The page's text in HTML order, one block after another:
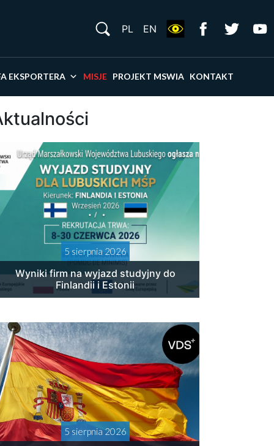
EKSPORTERA MISJE PROJEKT MSWIA KONTAKT
PL EN
5 sierpnia 2026
Wyniki firm na wyjazd studyjny do
Finlandii i Estonii
5 sierpnia 2026